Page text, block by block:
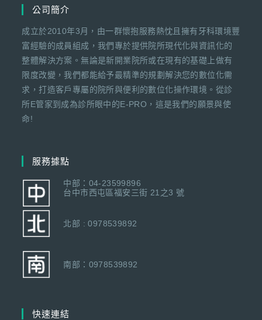
公司簡介
成立於2010年3月，由一群懷抱服務熱忱且擁有牙科環境豐
富經驗的成員組成，我們專於提供院所現代化與資訊化的
整體解決方案。無論是新開業院所或在現有的基礎上做有
限度改變，我們都能給予最精準的規劃解決您的數位化需
求，打造客戶專屬的院所與便利的數位化操作環境。從診
所E管家到成為診所眼中的E-PRO，這是我們的願景與使
命!
服務據點
中部：04-23599896
台中市西屯區福安三街 21之3 號
北部 : 0978539892
南部：0978539892
快速連結